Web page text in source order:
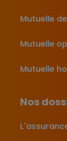
Mutuelle
Mutuelle
Mutuelle
Nos